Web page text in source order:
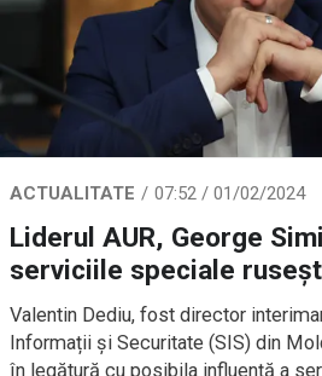
ACTUALITATE 07:52 / 01/02/2024
Liderul AUR, George
serviciile speciale
Valentin Dediu, fost director
Informații și Securitate (SIS) din
în legătură cu posibila influență a